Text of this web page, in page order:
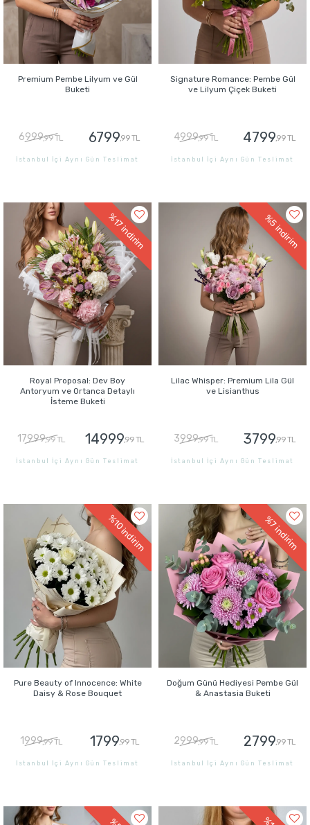
Premium Pembe Lilyum ve Gül
Buketi
6999,99 TL 6799,99 TL
İstanbul İçi Aynı Gün Teslimat
Signature Romance: Pembe Gül
ve Lilyum Çiçek Buketi
4999,99 TL 4799,99 TL
İstanbul İçi Aynı Gün Teslimat
%17
indirim
Royal Proposal: Dev Boy
Antoryum ve Ortanca Detaylı
İsteme Buketi
17999,99 TL 14999,99 TL
İstanbul İçi Aynı Gün Teslimat
%5
indirim
Lilac Whisper: Premium Lila Gül
ve Lisianthus
3999,99 TL 3799,99 TL
İstanbul İçi Aynı Gün Teslimat
%10
indirim
Pure Beauty of Innocence: White
Daisy & Rose Bouquet
1999,99 TL 1799,99 TL
İstanbul İçi Aynı Gün Teslimat
%7
indirim
Doğum Günü Hediyesi Pembe Gül
& Anastasia Buketi
2999,99 TL 2799,99 TL
İstanbul İçi Aynı Gün Teslimat